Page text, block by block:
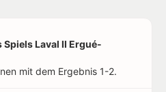
Laval II Ergué-
mit dem Ergebnis 1-2.